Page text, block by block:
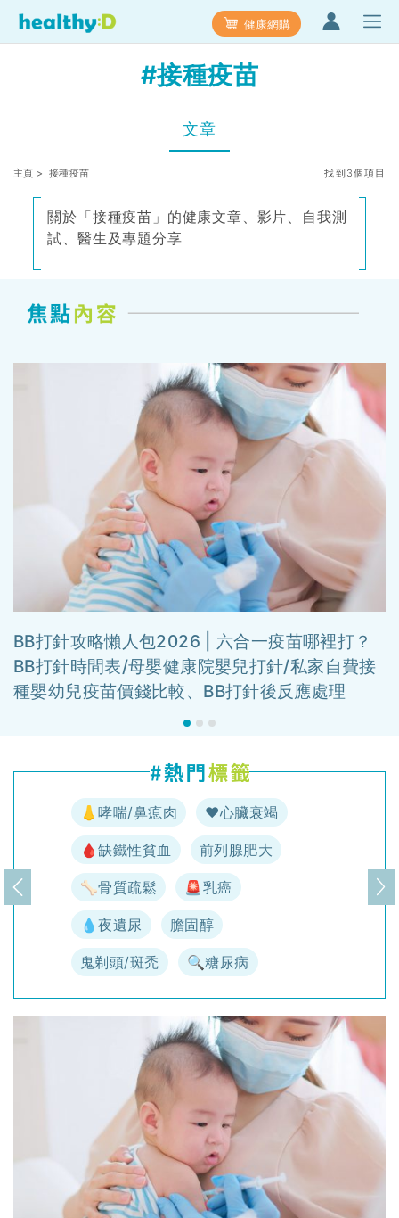
健康網購
#接種疫苗
文章
主頁 > 接種疫苗 找到3個項目
關於「接種疫苗」的健康文章、影片、自我測
試、醫生及專題分享
BB打針攻略懶人包2026 | 六合一疫苗哪裡打？
BB打針時間表/母嬰健康院嬰兒打針/私家自費接
種嬰幼兒疫苗價錢比較、BB打針後反應處理
👃哮喘/鼻瘜肉 ♥️心臟衰竭
🩸缺鐵性貧血 前列腺肥大
🦴骨質疏鬆 🚨乳癌
💧夜遺尿 膽固醇
鬼剃頭/斑禿 🔍糖尿病
上一頁 下